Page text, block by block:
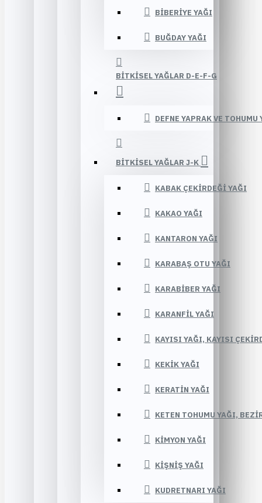
BIBERIYE YAĞI
BUĞDAY YAĞI
BITKISEL YAĞLAR D-E-F-G
DEFNE YAPRAK VE TOHUMU
BITKISEL YAĞLAR J-K
KABAK ÇEKIRDEĞI YAĞI
KAKAO YAĞI
KANTARON YAĞI
KARABAŞ OTU YAĞI
KARABIBER YAĞI
KARANFIL YAĞI
KAYISI YAĞI, KAYISI
KEKIK YAĞI
KERATIN YAĞI
KETEN TOHUMU YAĞI,
KIMYON YAĞI
KIŞNIŞ YAĞI
KUDRETNARI YAĞI